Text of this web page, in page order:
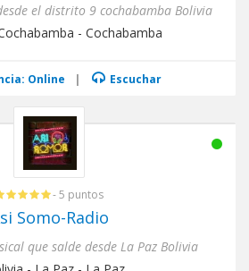
el distrito 9 cochabamba Bolivia
- Cochabamba
Online | Escuchar
- 5 puntos
Somo-Radio
que salde desde La Paz Bolivia